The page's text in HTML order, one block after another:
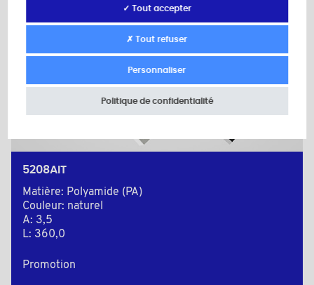
5208AIT
Matière: Polyamide (PA)
Couleur: naturel
A: 3,5
L: 360,0
Promotion
✓ Tout accepter
✗ Tout refuser
Personnaliser
Politique de confidentialité